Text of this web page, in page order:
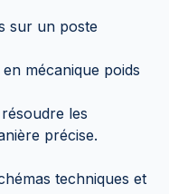
sur un poste
mécanique poids
les
précise.
techniques et